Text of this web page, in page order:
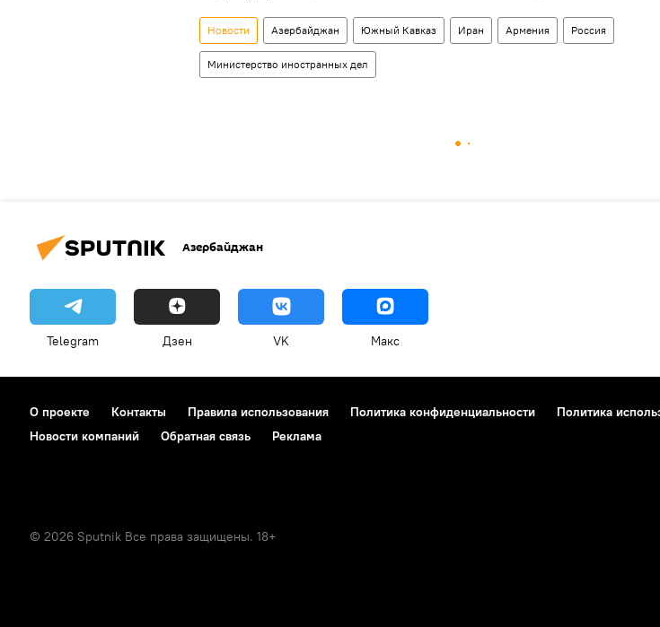
Новости Азербайджан Южный Кавказ Иран Армения Россия
Министерство иностранных дел
Азербайджан
Telegram Дзен VK Макс
О проекте Контакты Правила использования Политика конфиденциальности Политика
Новости компаний
Обратная связь Реклама
© 2026 Sputnik Все права защищены. 18+